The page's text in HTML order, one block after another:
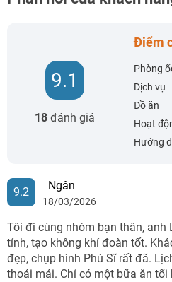
9.1
18đánh giá
Điểm
Phòng
Dịch vụ
Đồ ăn
Hoạt
Hướng
9.2 Ngân
18/03/2026
Tôi đi cùng nhóm bạn thân, anh
tính, tạo không khí đoàn tốt.
đẹp, chụp hình Phú Sĩ rất đã.
thoải mái. Chỉ có một bữa ăn